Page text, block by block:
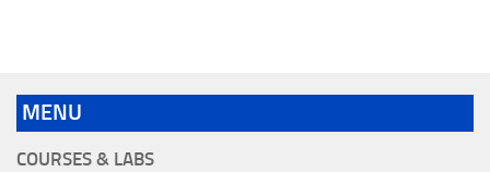
MENU
COURSES & LABS